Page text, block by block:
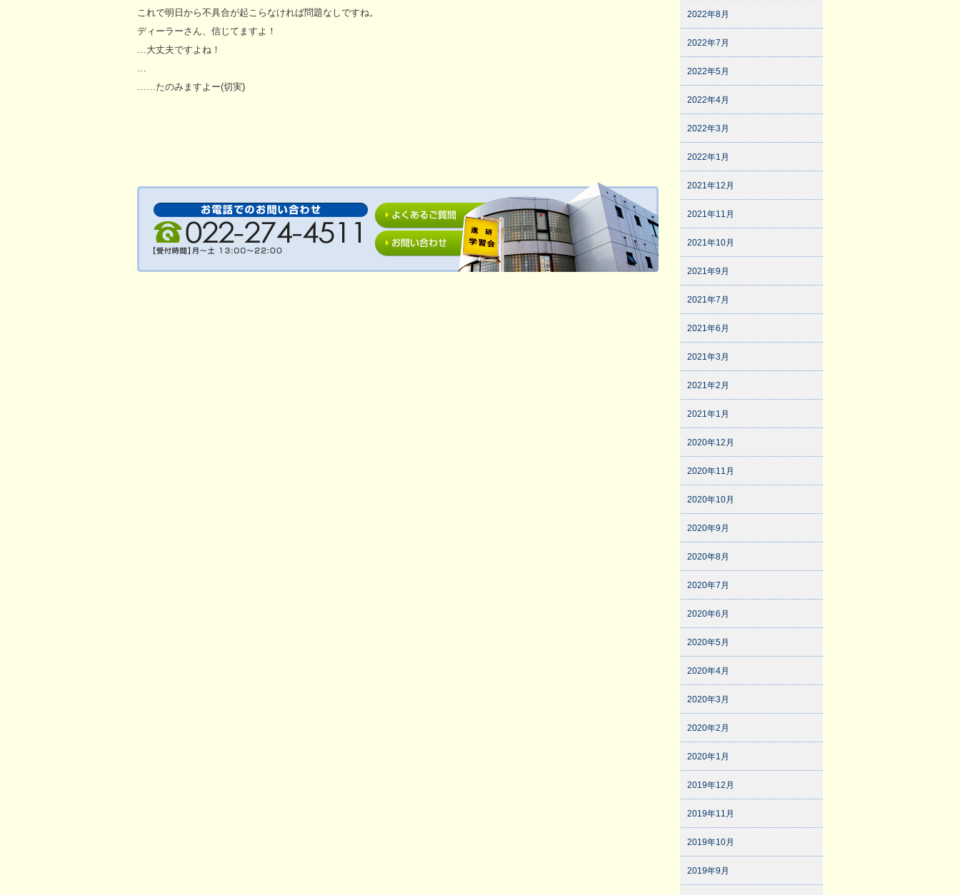
これで明日から不具合が起こらなければ問題なしですね。
ディーラーさん、信じてますよ！
…大丈夫ですよね！
…
……たのみますよー(切実)
2022年8月
2022年7月
2022年5月
2022年4月
2022年3月
2022年1月
2021年12月
2021年11月
2021年10月
2021年9月
2021年7月
2021年6月
2021年3月
2021年2月
2021年1月
2020年12月
2020年11月
2020年10月
2020年9月
2020年8月
2020年7月
2020年6月
2020年5月
2020年4月
2020年3月
2020年2月
2020年1月
2019年12月
2019年11月
2019年10月
2019年9月